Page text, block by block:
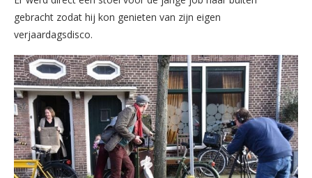
gebracht zodat hij kon genieten van zijn eigen
verjaardagsdisco.